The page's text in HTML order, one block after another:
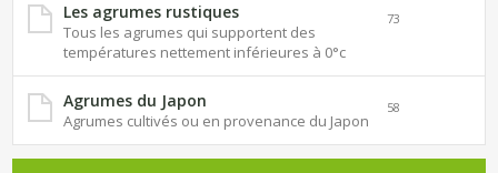
Les agrumes rustiques
Tous les agrumes qui supportent des
températures nettement inférieures à 0°c
73
Agrumes du Japon
Agrumes cultivés ou en provenance du Japon
58